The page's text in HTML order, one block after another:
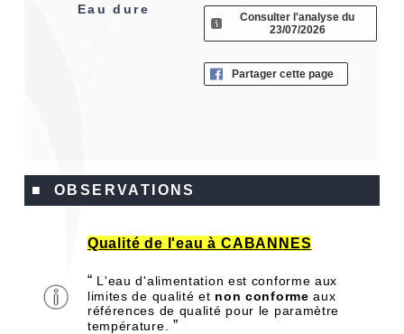
Eau dure
Consulter l'analyse du
23/07/2026
Partager cette page
■ OBSERVATIONS
Qualité de l'eau à CABANNES
“ L'eau d'alimentation est conforme aux
limites de qualité et non conforme aux
références de qualité pour le paramètre
température. ”